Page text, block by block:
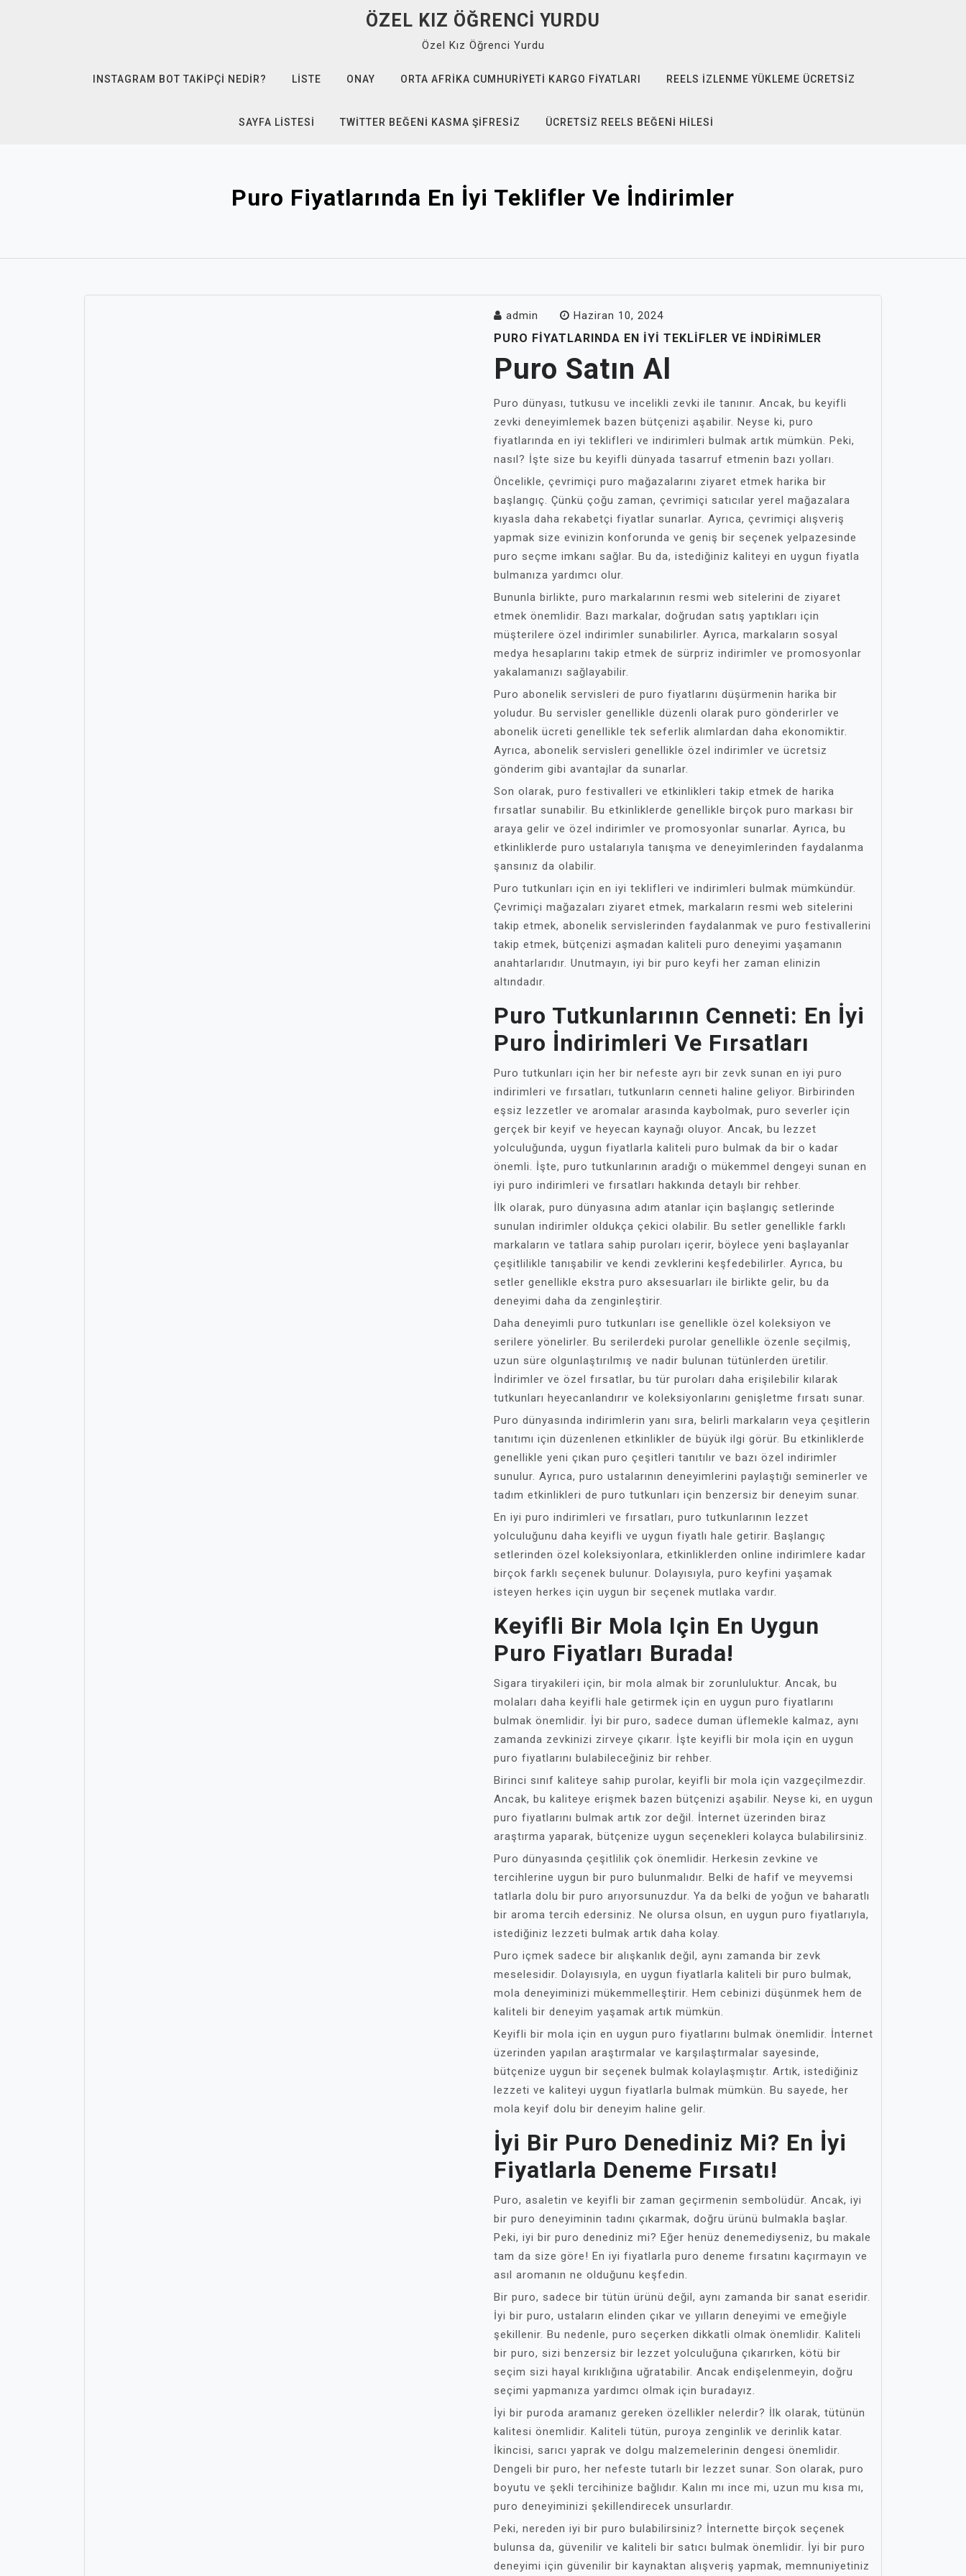
ÖZEL KIZ ÖĞRENCI YURDU
Özel Kız Öğrenci Yurdu
INSTAGRAM BOT TAKIPÇI NEDIR? LISTE ONAY ORTA AFRIKA CUMHURIYETI KARGO FIYATLARI REELS İZLENME YÜKLEME ÜCRETSIZ
SAYFA LISTESI TWITTER BEĞENI KASMA ŞIFRESIZ ÜCRETSIZ REELS BEĞENI HILESI
Puro Fiyatlarında En İyi Teklifler Ve İndirimler
admin Haziran 10, 2024
PURO FIYATLARINDA EN İYI TEKLIFLER VE İNDIRIMLER
Puro Satın Al
Puro dünyası, tutkusu ve incelikli zevki ile tanınır. Ancak, bu keyifli
zevki deneyimlemek bazen bütçenizi aşabilir. Neyse ki, puro
fiyatlarında en iyi teklifleri ve indirimleri bulmak artık mümkün. Peki,
nasıl? İşte size bu keyifli dünyada tasarruf etmenin bazı yolları.
Öncelikle, çevrimiçi puro mağazalarını ziyaret etmek harika bir
başlangıç. Çünkü çoğu zaman, çevrimiçi satıcılar yerel mağazalara
kıyasla daha rekabetçi fiyatlar sunarlar. Ayrıca, çevrimiçi alışveriş
yapmak size evinizin konforunda ve geniş bir seçenek yelpazesinde
puro seçme imkanı sağlar. Bu da, istediğiniz kaliteyi en uygun fiyatla
bulmanıza yardımcı olur.
Bununla birlikte, puro markalarının resmi web sitelerini de ziyaret
etmek önemlidir. Bazı markalar, doğrudan satış yaptıkları için
müşterilere özel indirimler sunabilirler. Ayrıca, markaların sosyal
medya hesaplarını takip etmek de sürpriz indirimler ve promosyonlar
yakalamanızı sağlayabilir.
Puro abonelik servisleri de puro fiyatlarını düşürmenin harika bir
yoludur. Bu servisler genellikle düzenli olarak puro gönderirler ve
abonelik ücreti genellikle tek seferlik alımlardan daha ekonomiktir.
Ayrıca, abonelik servisleri genellikle özel indirimler ve ücretsiz
gönderim gibi avantajlar da sunarlar.
Son olarak, puro festivalleri ve etkinlikleri takip etmek de harika
fırsatlar sunabilir. Bu etkinliklerde genellikle birçok puro markası bir
araya gelir ve özel indirimler ve promosyonlar sunarlar. Ayrıca, bu
etkinliklerde puro ustalarıyla tanışma ve deneyimlerinden faydalanma
şansınız da olabilir.
Puro tutkunları için en iyi teklifleri ve indirimleri bulmak mümkündür.
Çevrimiçi mağazaları ziyaret etmek, markaların resmi web sitelerini
takip etmek, abonelik servislerinden faydalanmak ve puro festivallerini
takip etmek, bütçenizi aşmadan kaliteli puro deneyimi yaşamanın
anahtarlarıdır. Unutmayın, iyi bir puro keyfi her zaman elinizin
altındadır.
Puro Tutkunlarının Cenneti: En İyi
Puro İndirimleri Ve Fırsatları
Puro tutkunları için her bir nefeste ayrı bir zevk sunan en iyi puro
indirimleri ve fırsatları, tutkunların cenneti haline geliyor. Birbirinden
eşsiz lezzetler ve aromalar arasında kaybolmak, puro severler için
gerçek bir keyif ve heyecan kaynağı oluyor. Ancak, bu lezzet
yolculuğunda, uygun fiyatlarla kaliteli puro bulmak da bir o kadar
önemli. İşte, puro tutkunlarının aradığı o mükemmel dengeyi sunan en
iyi puro indirimleri ve fırsatları hakkında detaylı bir rehber.
İlk olarak, puro dünyasına adım atanlar için başlangıç setlerinde
sunulan indirimler oldukça çekici olabilir. Bu setler genellikle farklı
markaların ve tatlara sahip puroları içerir, böylece yeni başlayanlar
çeşitlilikle tanışabilir ve kendi zevklerini keşfedebilirler. Ayrıca, bu
setler genellikle ekstra puro aksesuarları ile birlikte gelir, bu da
deneyimi daha da zenginleştirir.
Daha deneyimli puro tutkunları ise genellikle özel koleksiyon ve
serilere yönelirler. Bu serilerdeki purolar genellikle özenle seçilmiş,
uzun süre olgunlaştırılmış ve nadir bulunan tütünlerden üretilir.
İndirimler ve özel fırsatlar, bu tür puroları daha erişilebilir kılarak
tutkunları heyecanlandırır ve koleksiyonlarını genişletme fırsatı sunar.
Puro dünyasında indirimlerin yanı sıra, belirli markaların veya çeşitlerin
tanıtımı için düzenlenen etkinlikler de büyük ilgi görür. Bu etkinliklerde
genellikle yeni çıkan puro çeşitleri tanıtılır ve bazı özel indirimler
sunulur. Ayrıca, puro ustalarının deneyimlerini paylaştığı seminerler ve
tadım etkinlikleri de puro tutkunları için benzersiz bir deneyim sunar.
En iyi puro indirimleri ve fırsatları, puro tutkunlarının lezzet
yolculuğunu daha keyifli ve uygun fiyatlı hale getirir. Başlangıç
setlerinden özel koleksiyonlara, etkinliklerden online indirimlere kadar
birçok farklı seçenek bulunur. Dolayısıyla, puro keyfini yaşamak
isteyen herkes için uygun bir seçenek mutlaka vardır.
Keyifli Bir Mola Için En Uygun
Puro Fiyatları Burada!
Sigara tiryakileri için, bir mola almak bir zorunluluktur. Ancak, bu
molaları daha keyifli hale getirmek için en uygun puro fiyatlarını
bulmak önemlidir. İyi bir puro, sadece duman üflemekle kalmaz, aynı
zamanda zevkinizi zirveye çıkarır. İşte keyifli bir mola için en uygun
puro fiyatlarını bulabileceğiniz bir rehber.
Birinci sınıf kaliteye sahip purolar, keyifli bir mola için vazgeçilmezdir.
Ancak, bu kaliteye erişmek bazen bütçenizi aşabilir. Neyse ki, en uygun
puro fiyatlarını bulmak artık zor değil. İnternet üzerinden biraz
araştırma yaparak, bütçenize uygun seçenekleri kolayca bulabilirsiniz.
Puro dünyasında çeşitlilik çok önemlidir. Herkesin zevkine ve
tercihlerine uygun bir puro bulunmalıdır. Belki de hafif ve meyvemsi
tatlarla dolu bir puro arıyorsunuzdur. Ya da belki de yoğun ve baharatlı
bir aroma tercih edersiniz. Ne olursa olsun, en uygun puro fiyatlarıyla,
istediğiniz lezzeti bulmak artık daha kolay.
Puro içmek sadece bir alışkanlık değil, aynı zamanda bir zevk
meselesidir. Dolayısıyla, en uygun fiyatlarla kaliteli bir puro bulmak,
mola deneyiminizi mükemmelleştirir. Hem cebinizi düşünmek hem de
kaliteli bir deneyim yaşamak artık mümkün.
Keyifli bir mola için en uygun puro fiyatlarını bulmak önemlidir. İnternet
üzerinden yapılan araştırmalar ve karşılaştırmalar sayesinde,
bütçenize uygun bir seçenek bulmak kolaylaşmıştır. Artık, istediğiniz
lezzeti ve kaliteyi uygun fiyatlarla bulmak mümkün. Bu sayede, her
mola keyif dolu bir deneyim haline gelir.
İyi Bir Puro Denediniz Mi? En İyi
Fiyatlarla Deneme Fırsatı!
Puro, asaletin ve keyifli bir zaman geçirmenin sembolüdür. Ancak, iyi
bir puro deneyiminin tadını çıkarmak, doğru ürünü bulmakla başlar.
Peki, iyi bir puro denediniz mi? Eğer henüz denemediyseniz, bu makale
tam da size göre! En iyi fiyatlarla puro deneme fırsatını kaçırmayın ve
asıl aromanın ne olduğunu keşfedin.
Bir puro, sadece bir tütün ürünü değil, aynı zamanda bir sanat eseridir.
İyi bir puro, ustaların elinden çıkar ve yılların deneyimi ve emeğiyle
şekillenir. Bu nedenle, puro seçerken dikkatli olmak önemlidir. Kaliteli
bir puro, sizi benzersiz bir lezzet yolculuğuna çıkarırken, kötü bir
seçim sizi hayal kırıklığına uğratabilir. Ancak endişelenmeyin, doğru
seçimi yapmanıza yardımcı olmak için buradayız.
İyi bir puroda aramanız gereken özellikler nelerdir? İlk olarak, tütünün
kalitesi önemlidir. Kaliteli tütün, puroya zenginlik ve derinlik katar.
İkincisi, sarıcı yaprak ve dolgu malzemelerinin dengesi önemlidir.
Dengeli bir puro, her nefeste tutarlı bir lezzet sunar. Son olarak, puro
boyutu ve şekli tercihinize bağlıdır. Kalın mı ince mi, uzun mu kısa mı,
puro deneyiminizi şekillendirecek unsurlardır.
Peki, nereden iyi bir puro bulabilirsiniz? İnternette birçok seçenek
bulunsa da, güvenilir ve kaliteli bir satıcı bulmak önemlidir. İyi bir puro
deneyimi için güvenilir bir kaynaktan alışveriş yapmak, memnuniyetiniz